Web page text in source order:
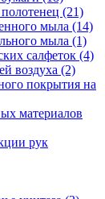
(21)
мыла (14)
мыла (1)
салфеток (4)
воздуха (2)
покрытия на
материалов
рук